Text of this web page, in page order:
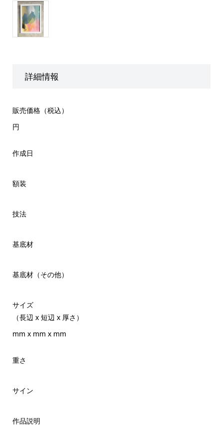
詳細情報
販売価格（税込）
円
作成日
額装
技法
基底材
基底材（その他）
サイズ
（長辺 x 短辺 x 厚さ）
mm x mm x mm
重さ
サイン
作品説明